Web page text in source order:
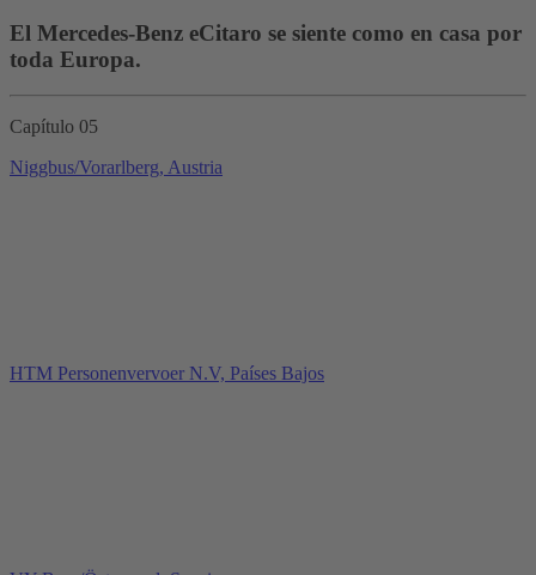
El Mercedes-Benz eCitaro se siente como en casa por
toda Europa.
Capítulo 05
Niggbus/Vorarlberg, Austria
HTM Personenvervoer N.V, Países Bajos